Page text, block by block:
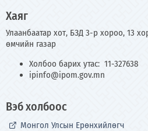
Хаяг
Улаанбаатар хот, БЗД 3-р хороо, 13
өмчийн газар
Холбоо барих утас: 11-327638
ipinfo@ipom.gov.mn
Вэб холбоос
Монгол Улсын Ерөнхийлөгч